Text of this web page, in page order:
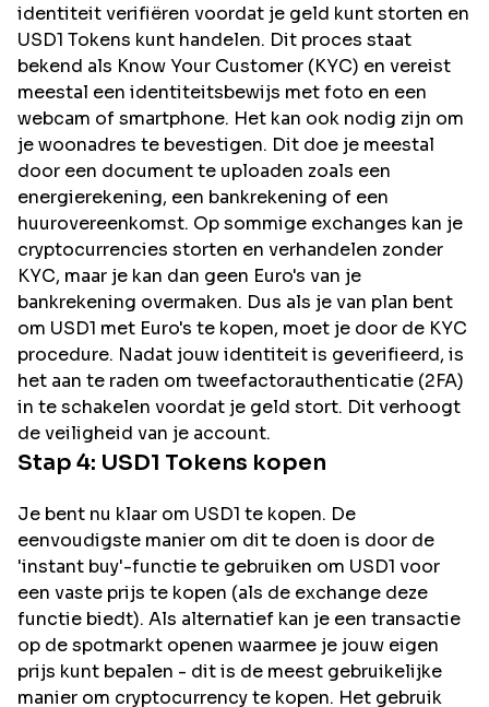
identiteit verifiëren voordat je geld kunt storten en
USD1 Tokens kunt handelen. Dit proces staat
bekend als Know Your Customer (KYC) en vereist
meestal een identiteitsbewijs met foto en een
webcam of smartphone. Het kan ook nodig zijn om
je woonadres te bevestigen. Dit doe je meestal
door een document te uploaden zoals een
energierekening, een bankrekening of een
huurovereenkomst. Op sommige exchanges kan je
cryptocurrencies storten en verhandelen zonder
KYC, maar je kan dan geen Euro's van je
bankrekening overmaken. Dus als je van plan bent
om USD1 met Euro's te kopen, moet je door de KYC
procedure. Nadat jouw identiteit is geverifieerd, is
het aan te raden om tweefactorauthenticatie (2FA)
in te schakelen voordat je geld stort. Dit verhoogt
de veiligheid van je account.
Stap 4: USD1 Tokens kopen
Je bent nu klaar om USD1 te kopen. De
eenvoudigste manier om dit te doen is door de
'instant buy'-functie te gebruiken om USD1 voor
een vaste prijs te kopen (als de exchange deze
functie biedt). Als alternatief kan je een transactie
op de spotmarkt openen waarmee je jouw eigen
prijs kunt bepalen - dit is de meest gebruikelijke
manier om cryptocurrency te kopen. Het gebruik